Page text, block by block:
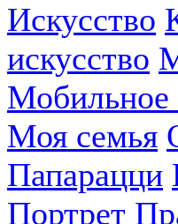
Искусство
искусство
Мобильное
Моя семья
Папарацци
Портрет